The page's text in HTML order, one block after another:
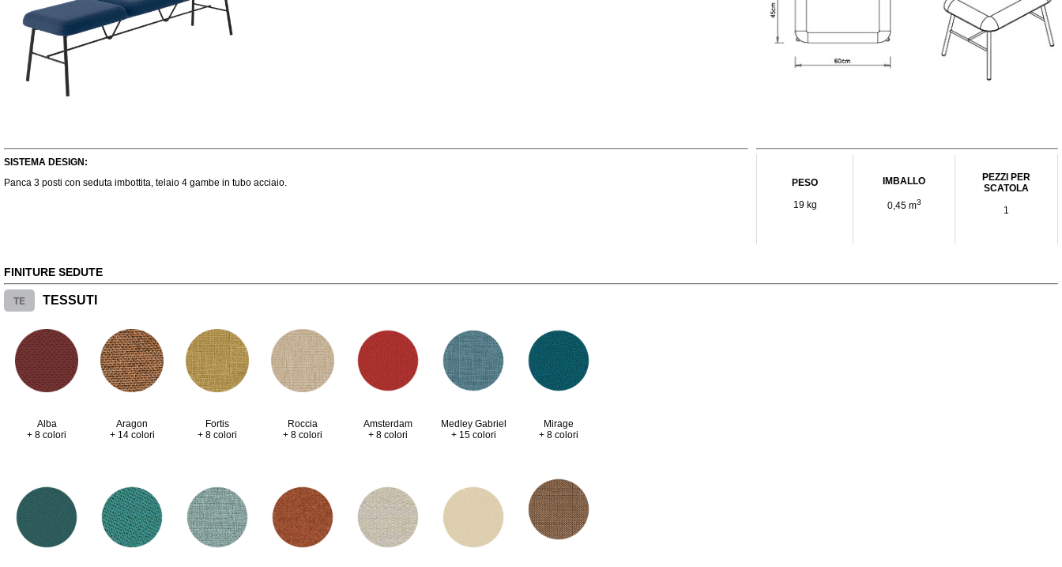
SISTEMA DESIGN:
Panca 3 posti con seduta imbottita, telaio 4 gambe in tubo acciaio.
PESO
19 kg
IMBALLO
0,45 m3
PEZZI PER
SCATOLA
1
FINITURE SEDUTE
TE TESSUTI
Alba
+ 8 colori
Aragon
+ 14 colori
Fortis
+ 8 colori
Roccia
+ 8 colori
Amsterdam
+ 8 colori
Medley Gabriel
+ 15 colori
Mirage
+ 8 colori